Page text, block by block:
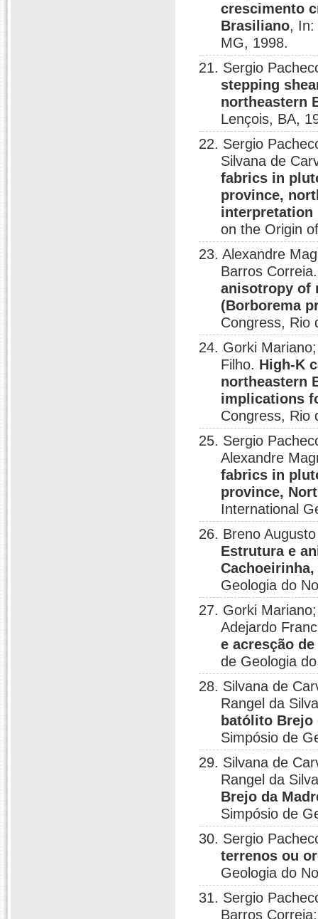
crescimento
Brasiliano, In:
MG, 1998.
21. Sergio
stepping
northeastern
Lençois, BA,
22. Sergio
Silvana de
fabrics in
province,
interpretation
on the Origin
23. Alexandre
Barros
anisotropy of
(Borborema
Congress, Rio
24. Gorki
Filho. High-K
northeastern
implications
Congress, Rio
25. Sergio
Alexandre
fabrics in
province,
International
26. Breno
Estrutura e
Geologia do
27. Gorki
Adejardo
e acresção
de Geologia
28. Silvana de
Rangel da
batólito Brejo
Simpósio de
29. Silvana de
Rangel da
Brejo da
Simpósio de
30. Sergio
terrenos ou
Geologia do
31. Sergio
Barros